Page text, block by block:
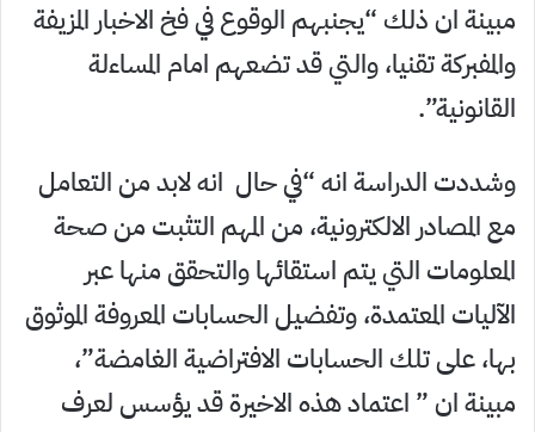
مبينة ان ذلك “يجنبهم الوقوع في فخ الاخبار المزيفة
والمفبركة تقنيا، والتي قد تضعهم امام المساءلة
القانونية”.
وشددت الدراسة انه “في حال انه لابد من التعامل
مع المصادر الالكترونية، من المهم التثبت من صحة
المعلومات التي يتم استقائها والتحقق منها عبر
الآليات المعتمدة، وتفضيل الحسابات المعروفة الموثوق
بها، على تلك الحسابات الافتراضية الغامضة”،
مبينة ان ” اعتماد هذه الاخيرة قد يؤسس لعرف